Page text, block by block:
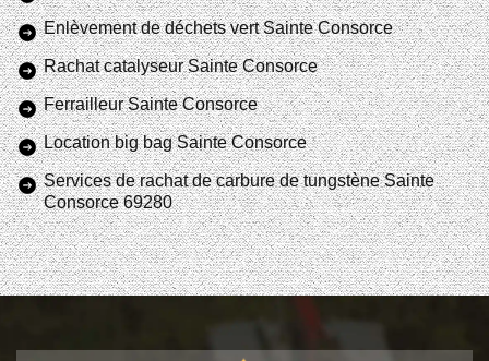
Enlèvement de déchets vert Sainte Consorce
Rachat catalyseur Sainte Consorce
Ferrailleur Sainte Consorce
Location big bag Sainte Consorce
Services de rachat de carbure de tungstène Sainte
Consorce 69280